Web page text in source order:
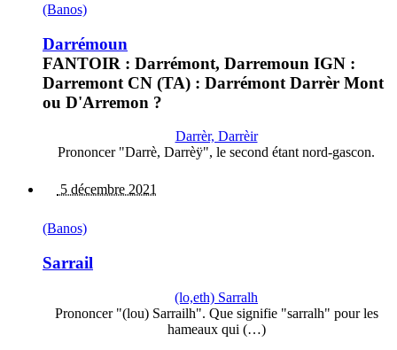
(Banos)
Darrémoun
FANTOIR : Darrémont, Darremoun IGN :
Darremont CN (TA) : Darrémont Darrèr Mont
ou D'Arremon ?
Darrèr, Darrèir
Prononcer "Darrè, Darrèÿ", le second étant nord-gascon.
5 décembre 2021
(Banos)
Sarrail
(lo,eth) Sarralh
Prononcer "(lou) Sarrailh". Que signifie "sarralh" pour les
hameaux qui (…)